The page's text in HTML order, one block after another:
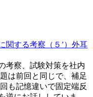
関する考察（５’）外耳
考察、試験対策を社内
は前回と同じで、補足
も記憶違いで固定端反